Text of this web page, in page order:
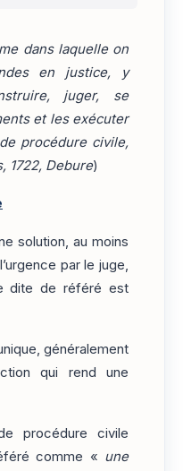
dans laquelle on
en justice, y
juger, se
et les exécuter
procédure civile,
1722, Debure)
solution, au moins
par le juge,
dite de référé est
généralement
qui rend une
procédure civile
comme « une